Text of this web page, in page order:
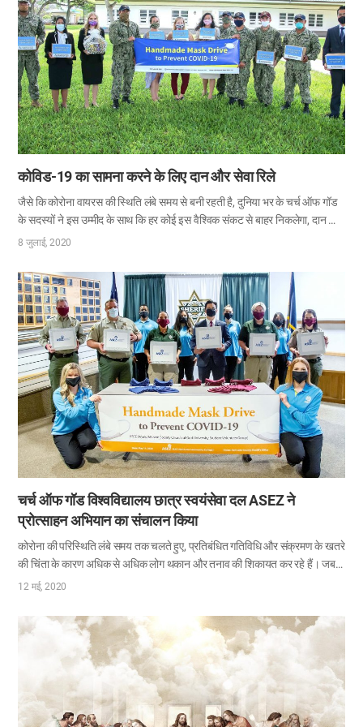
मवेशियों की मौत हुई या तो वे लापता हो…
कोविड-19 का सामना करने के लिए दान और सेवा रिले
जैसे कि कोरोना वायरस की स्थिति लंबे समय से बनी रहती है, दुनिया भर के चर्च ऑफ गॉड
के सदस्यों ने इस उम्मीद के साथ कि हर कोई इस वैश्विक संकट से बाहर निकलेगा, दान और
सेवा रिले को अंजाम दिया। 8 जुलाई को मंगोलिया के उलानबटोर में सदस्यों ने 5,000
मंत्रालय को दान किया। मंगोलिया के सदस्य ने जो अक्सर खुद अपने कपड़े बनाते हैं,
कुशलता से मास्क बनाए। इससे पहले 30 जून को, अमेरिका के सीए के लॉस एंजिल्स और
एचआई के होनोलूलू में सदस्यों ने अमेरिकी नौसेना के गाइडेड मिसाइल डेस्ट्रॉयर के
अधिकारियों को 300 हाथ से बने मास्क वितरित किए। अमेरिका के न्यूयॉर्क…
8 जुलाई, 2020
चर्च ऑफ गॉड विश्वविद्यालय छात्र स्वयंसेवा दल ASEZ ने
प्रोत्साहन अभियान का संचालन किया
कोरोना की परिस्थिति लंबे समय तक चलते हुए, प्रतिबंधित गतिविधि और संक्रमण के खतरे
की चिंता के कारण अधिक से अधिक लोग थकान और तनाव की शिकायत कर रहे हैं। जब
एक दूसरे की परवाह और ईमानदार सहायता की आवश्यकता होती है, तब चर्च ऑफ गॉड
पत्रों और उपहार बॉक्सों से आशा और प्रोत्साहन देने के लिए प्रोत्साहन अभियान का
संचालन किया। 1 अप्रैल से शुरू करके 12 मई तक, कोरिया विश्वविद्यालय, होंगिक
विश्वविद्यालय, बुसान राष्ट्रीय विश्वविद्यालय, ग्वांगजु स्वास्थ्य विज्ञान विश्वविद्यालय और
डेगू हानि विश्वविद्यालय जैसे कोरिया के विभिन्न विश्वविद्यालयों से ASEZ के लगभग 2,000
सदस्यों ने इन संदेशों के साथ ईमानदारी से पत्र लिखकर अभियान में भाग…
12 मई, 2020